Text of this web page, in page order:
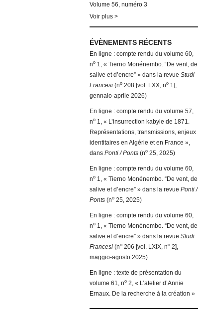
Volume 56, numéro 3
Voir plus >
ÉVÈNEMENTS RÉCENTS
En ligne : compte rendu du volume 60,
no1, « Tierno Monénembo. “De vent, de
salive et d’encre” » dans la revue Studi
Francesi(no208 [vol. LXX, no1],
gennaio-aprile 2026)
En ligne : compte rendu du volume 57,
no1, « L’insurrection kabyle de 1871.
Représentations, transmissions, enjeux
identitaires en Algérie et en France »,
dans Ponti / Ponts(no25, 2025)
En ligne : compte rendu du volume 60,
no1, « Tierno Monénembo. “De vent, de
salive et d’encre” » dans la revue Ponti /
Ponts(no25, 2025)
En ligne : compte rendu du volume 60,
no1, « Tierno Monénembo. “De vent, de
salive et d’encre” » dans la revue Studi
Francesi(no206 [vol. LXIX, no2],
maggio-agosto 2025)
En ligne : texte de présentation du
volume 61, no2, « L’atelier d’Annie
Ernaux. De la recherche à la création »